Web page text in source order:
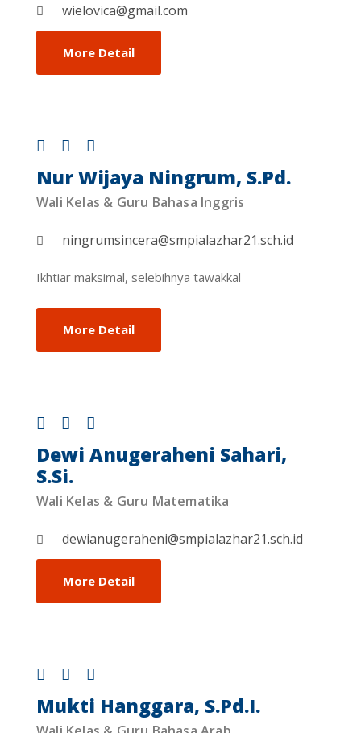
wielovica@gmail.com
More Detail
Nur Wijaya Ningrum, S.Pd.
Wali Kelas & Guru Bahasa Inggris
ningrumsincera@smpialazhar21.sch.id
Ikhtiar maksimal, selebihnya tawakkal
More Detail
Dewi Anugeraheni Sahari,
S.Si.
Wali Kelas & Guru Matematika
dewianugeraheni@smpialazhar21.sch.id
More Detail
Mukti Hanggara, S.Pd.I.